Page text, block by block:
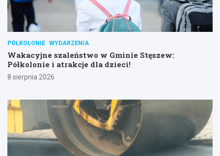
PÓŁKOLONIE WYDARZENIA
Wakacyjne szaleństwo w Gminie Stęszew:
Półkolonie i atrakcje dla dzieci!
8 sierpnia 2026